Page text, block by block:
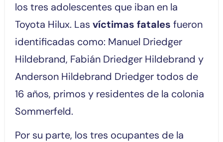
los tres adolescentes que iban en la
Toyota Hilux. Las víctimas fatales fueron
identificadas como: Manuel Driedger
Hildebrand, Fabián Driedger Hildebrand y
Anderson Hildebrand Driedger todos de
16 años, primos y residentes de la colonia
Sommerfeld.
Por su parte, los tres ocupantes de la